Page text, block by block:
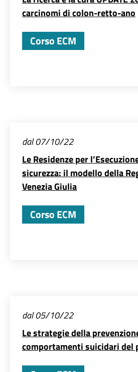
carcinomi di colon-retto-ano
Corso ECM
dal 07/10/22
Le Residenze per
sicurezza: il modello della
Venezia Giulia
Corso ECM
dal 05/10/22
Le strategie della
comportamenti suicidari del